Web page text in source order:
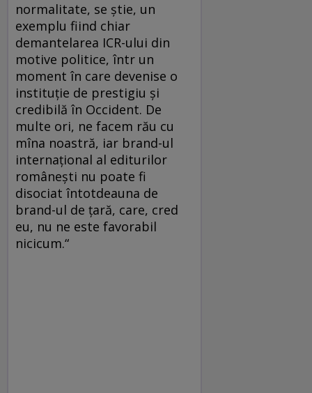
normalitate, se știe, un
exemplu fiind chiar
demantelarea ICR-ului din
motive politice, într un
moment în care devenise o
instituție de prestigiu și
credibilă în Occident. De
multe ori, ne facem rău cu
mîna noastră, iar brand-ul
internațional al editurilor
românești nu poate fi
disociat întotdeauna de
brand-ul de țară, care, cred
eu, nu ne este favorabil
nicicum.“